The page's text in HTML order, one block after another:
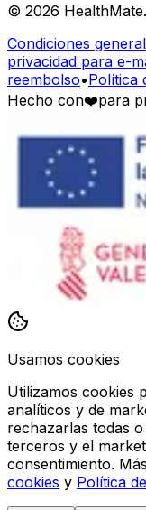
© 2026
Condiciones
privacidad para e-
reembolso•Política
Hecho con❤️para
Usamos cookies
Utilizamos cookies
analíticos y de
rechazarlas todas
terceros y el
consentimiento.
cookies y Política